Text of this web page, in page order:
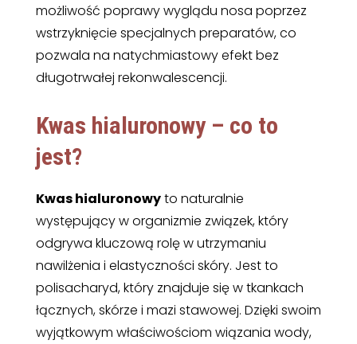
możliwość poprawy wyglądu nosa poprzez
wstrzyknięcie specjalnych preparatów, co
pozwala na natychmiastowy efekt bez
długotrwałej rekonwalescencji.
Kwas hialuronowy – co to
jest?
Kwas hialuronowyto naturalnie
występujący w organizmie związek, który
odgrywa kluczową rolę w utrzymaniu
nawilżenia i elastyczności skóry. Jest to
polisacharyd, który znajduje się w tkankach
łącznych, skórze i mazi stawowej. Dzięki swoim
wyjątkowym właściwościom wiązania wody,